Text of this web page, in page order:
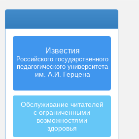
Известия
Российского государственного
педагогического университета
им. А.И. Герцена
Izvestia:
Herzen University
Journal of
Humanities & Sciences
Обслуживание читателей
с ограниченными
возможностями
здоровья